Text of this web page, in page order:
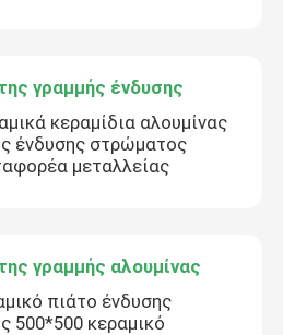
ένα μήνυμα
γραμμής ένδυσης
κεραμίδια αλουμίνας
ένδυσης στρώματος
μεταλλείας
γραμμής αλουμίνας
πιάτο ένδυσης
500*500 κεραμικό